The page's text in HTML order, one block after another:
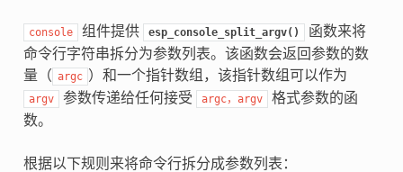
console 组件提供 esp_console_split_argv()
函数来将
命令行字符串拆分为参数列表。该函数会返回参数的数
量（ argc ）和一个指针数组，该指针数组可以作为
argv 参数传递给任何接受 argc，argv
格式参数的函
数。
根据以下规则来将命令行拆分成参数列表：